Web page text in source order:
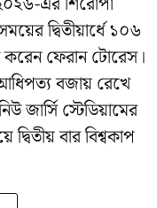
দ্বিতীয়ার্ধে ১০৬
ফেরান টোরেস।
বজায় রেখে
জার্সি স্টেডিয়ামের
বার বিশ্বকাপ